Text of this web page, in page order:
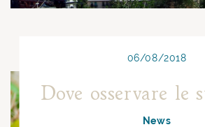
06/08/2018
News